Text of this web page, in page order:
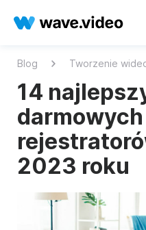
Blog Tworzenie
14
darmowych
2023 roku